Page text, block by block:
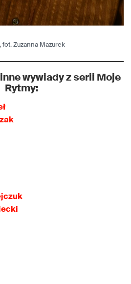
fot. Zuzanna Mazurek
wywiady z serii Moje
Rytmy: